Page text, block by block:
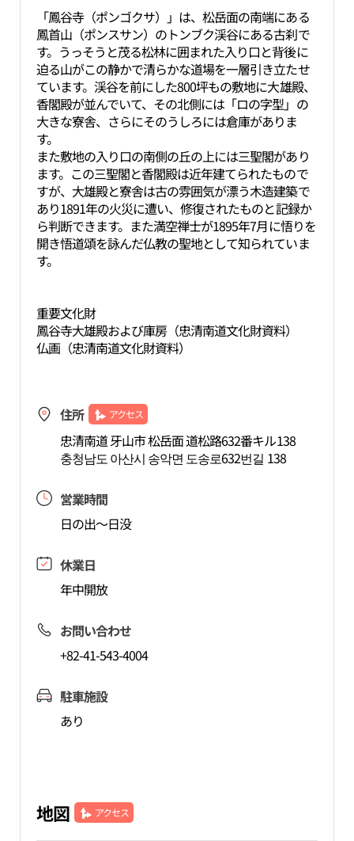
「鳳谷寺（ポンゴクサ）」は、松岳面の南端にある
鳳首山（ポンスサン）のトンブク渓谷にある古刹で
す。うっそうと茂る松林に囲まれた入り口と背後に
迫る山がこの静かで清らかな道場を一層引き立たせ
ています。渓谷を前にした800坪もの敷地に大雄殿、
香閣殿が並んでいて、その北側には「ロの字型」の
大きな寮舎、さらにそのうしろには倉庫がありま
す。
また敷地の入り口の南側の丘の上には三聖閣があり
ます。この三聖閣と香閣殿は近年建てられたもので
すが、大雄殿と寮舎は古の雰囲気が漂う木造建築で
あり1891年の火災に遭い、修復されたものと記録か
ら判断できます。また満空禅士が1895年7月に悟りを
開き悟道頌を詠んだ仏教の聖地として知られていま
す。
重要文化財
鳳谷寺大雄殿および庫房（忠清南道文化財資料）
仏画（忠清南道文化財資料）
住所 アクセス
忠清南道 牙山市 松岳面 道松路632番キル138
충청남도 아산시 송악면 도송로632번길 138
営業時間
日の出～日没
休業日
年中開放
お問い合わせ
+82-41-543-4004
駐車施設
あり
地図 アクセス